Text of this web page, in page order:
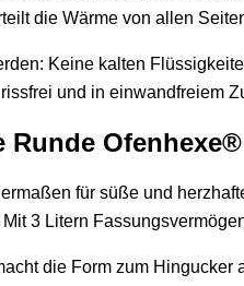
die Wärme von allen
Keine kalten
und in einwandfreiem
für süße und
3 Litern
die Form zum